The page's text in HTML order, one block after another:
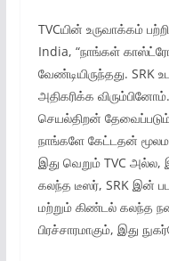
TVCயின் உருவாக்கம்
India, “நாங்கள்
வேண்டியிருந்தது.
அதிகரிக்க
செயல்திறன்
நாங்களே கேட்டதன்
இது வெறும் TVC அல்ல,
கலந்த டீஸர், SRK இன்
மற்றும் கிண்டல் கலந்த
பிரச்சாரமாகும், இது